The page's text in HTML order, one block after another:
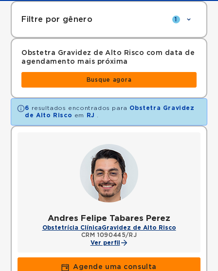
Filtre por gênero 1
Obstetra Gravidez de Alto Risco com data de
agendamento mais próxima
Busque agora
6 resultados encontrados para Obstetra Gravidez
de Alto Risco em RJ
Andres Felipe Tabares Perez
Obstetrícia ClínicaGravidez de Alto Risco
CRM 1090445/RJ
Ver perfil
Agende uma consulta